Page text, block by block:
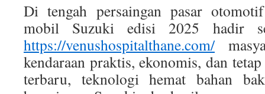
Di tengah persaingan pasar
mobil Suzuki edisi 2025 hadir
https://venushospitalthane.com/
kendaraan praktis, ekonomis, dan
terbaru, teknologi hemat bahan